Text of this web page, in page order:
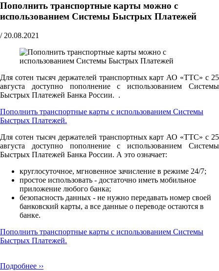
Пополнить транспортные карты можно с
использованием Системы Быстрых Платежей
/ 20.08.2021
Для сотен тысяч держателей транспортных карт АО «ТТС» с 25
августа доступно пополнение с использованием Системы
Быстрых Платежей Банка России. .
Пополнить транспортные карты с использованием Системы
Быстрых Платежей.
Для сотен тысяч держателей транспортных карт АО «ТТС» с 25
августа доступно пополнение с использованием Системы
Быстрых Платежей Банка России. А это означает:
круглосуточное, мгновенное зачисление в режиме 24/7;
простое использовать - достаточно иметь мобильное
приложение любого банка;
безопасноcть данных - не нужно передавать номер своей
банковский карты, а все данные о переводе остаются в
банке.
Пополнить транспортные карты с использованием Системы
Быстрых Платежей.
Подробнее ››